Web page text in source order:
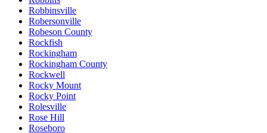
Robbinsville
Robersonville
Robeson County
Rockfish
Rockingham
Rockingham County
Rockwell
Rocky Mount
Rocky Point
Rolesville
Rose Hill
Roseboro